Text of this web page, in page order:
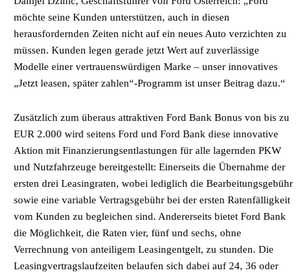
möchte seine Kunden unterstützen, auch in diesen
herausfordernden Zeiten nicht auf ein neues Auto verzichten zu
müssen. Kunden legen gerade jetzt Wert auf zuverlässige
Modelle einer vertrauenswürdigen Marke – unser innovatives
„Jetzt leasen, später zahlen“-Programm ist unser Beitrag dazu.“
Zusätzlich zum überaus attraktiven Ford Bank Bonus von bis zu
EUR 2.000 wird seitens Ford und Ford Bank diese innovative
Aktion mit Finanzierungsentlastungen für alle lagernden PKW
und Nutzfahrzeuge bereitgestellt: Einerseits die Übernahme der
ersten drei Leasingraten, wobei lediglich die Bearbeitungsgebühr
sowie eine variable Vertragsgebühr bei der ersten Ratenfälligkeit
vom Kunden zu begleichen sind. Andererseits bietet Ford Bank
die Möglichkeit, die Raten vier, fünf und sechs, ohne
Verrechnung von anteiligem Leasingentgelt, zu stunden. Die
Leasingvertragslaufzeiten belaufen sich dabei auf 24, 36 oder